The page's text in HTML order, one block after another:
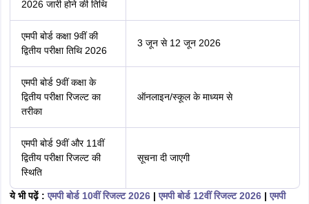
2026 जारी होने की तिथि
एमपी बोर्ड कक्षा 9वीं की
द्वितीय परीक्षा तिथि 2026
3 जून से 12 जून 2026
एमपी बोर्ड 9वीं कक्षा के
द्वितीय परीक्षा रिजल्ट का
तरीका
ऑनलाइन/स्कूल के माध्यम से
एमपी बोर्ड 9वीं और 11वीं
द्वितीय परीक्षा रिजल्ट की
स्थिति
सूचना दी जाएगी
ये भी पढ़ें :एमपी बोर्ड 10वीं रिजल्ट 2026|एमपी बोर्ड 12वीं रिजल्ट 2026|एमपी